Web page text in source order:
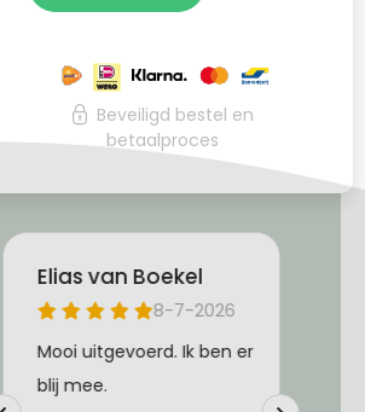
Beveiligd bestel en
betaalproces